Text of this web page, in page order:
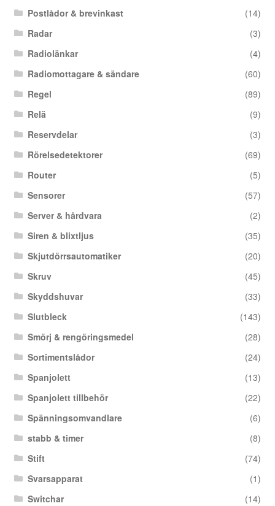
Postlådor & brevinkast
(14)
Radar
(3)
Radiolänkar
(4)
Radiomottagare & sändare
(60)
Regel
(89)
Relä
(9)
Reservdelar
(3)
Rörelsedetektorer
(69)
Router
(5)
Sensorer
(57)
Server & hårdvara
(2)
Siren & blixtljus
(35)
Skjutdörrsautomatiker
(20)
Skruv
(45)
Skyddshuvar
(33)
Slutbleck
(143)
Smörj & rengöringsmedel
(28)
Sortimentslådor
(24)
Spanjolett
(13)
Spanjolett tillbehör
(22)
Spänningsomvandlare
(6)
stabb & timer
(8)
Stift
(74)
Svarsapparat
(1)
Switchar
(14)